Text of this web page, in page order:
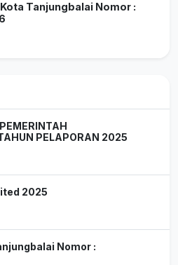
Tanjungbalai Nomor :
PELAPORAN 2025
2025
Nomor :